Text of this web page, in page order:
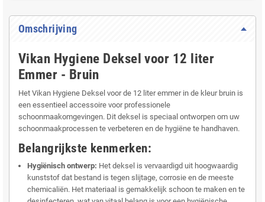
Omschrijving
Vikan Hygiene Deksel voor 12 liter
Emmer - Bruin
Het Vikan Hygiene Deksel voor de 12 liter emmer in de kleur bruin is
een essentieel accessoire voor professionele
schoonmaakomgevingen. Dit deksel is speciaal ontworpen om uw
schoonmaakprocessen te verbeteren en de hygiëne te handhaven.
Belangrijkste kenmerken:
Hygiënisch ontwerp: Het deksel is vervaardigd uit hoogwaardig
kunststof dat bestand is tegen slijtage, corrosie en de meeste
chemicaliën. Het materiaal is gemakkelijk schoon te maken en te